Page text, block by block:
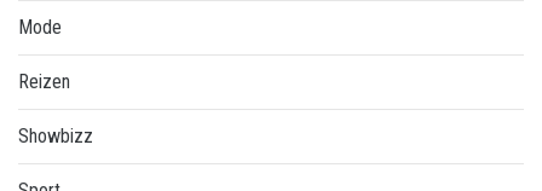
Mode
Reizen
Showbizz